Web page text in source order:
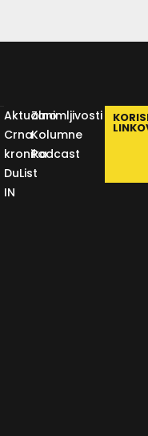
Aktualno
Crna
kronika
DuList
IN
Zanimljivosti
Kolumne
Podcast